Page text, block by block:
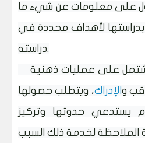
على معلومات عن شيء ما
بدراستها لأهداف محددة في
دراسته.
على عمليات ذهنية
و الإدراك، ويتطلب حصولها
حدوثها وتركيز